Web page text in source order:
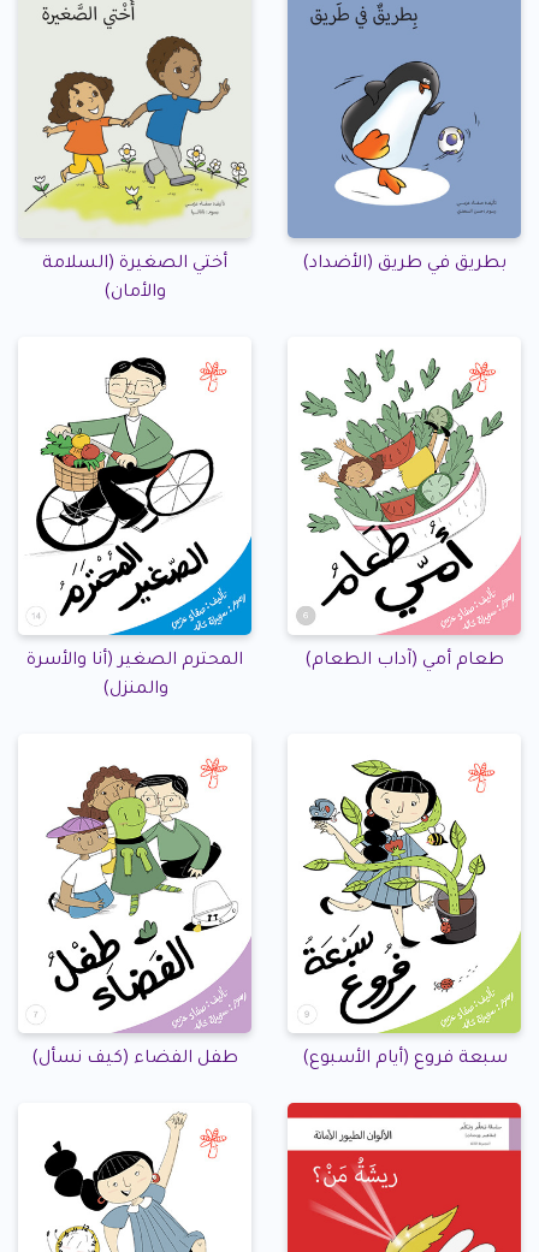
بطريق في طريق (الأضداد)
أختي الصغيرة (السلامة
والأمان)
طعام أمي (آداب الطعام)
المحترم الصغير (أنا والأسرة
والمنزل)
سبعة فروع (أيام الأسبوع) طفل الفضاء (كيف نسأل)